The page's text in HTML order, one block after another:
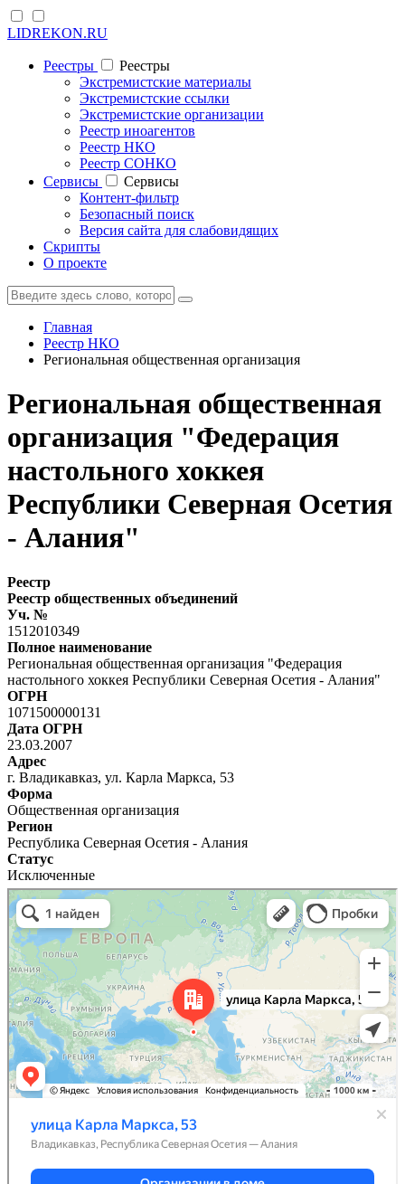
LIDREKON.RU
Реестры
Реестры
Экстремистские материалы
Экстремистские ссылки
Экстремистские организации
Реестр иноагентов
Реестр НКО
Реестр СОНКО
Cервисы
Cервисы
Контент-фильтр
Безопасный поиск
Версия сайта для слабовидящих
Скрипты
О проекте
Главная
Реестр НКО
Региональная общественная организация
Региональная общественная
организация "Федерация
настольного хоккея
Республики Северная Осетия
- Алания"
Реестр
Реестр общественных объединений
Уч. №
1512010349
Полное наименование
Региональная общественная организация "Федерация
настольного хоккея Республики Северная Осетия - Алания"
ОГРН
1071500000131
Дата ОГРН
23.03.2007
Адрес
г. Владикавказ, ул. Карла Маркса, 53
Форма
Общественная организация
Регион
Республика Северная Осетия - Алания
Статус
Исключенные